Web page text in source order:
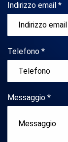
Indirizzo email *
Telefono *
Messaggio *